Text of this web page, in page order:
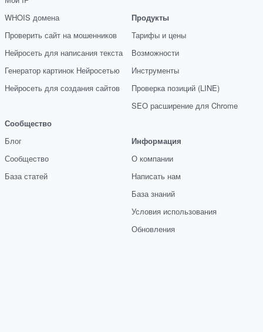
WHOIS домена
Проверить сайт на мошенников
Нейросеть для написания текста
Генератор картинок Нейросетью
Нейросеть для создания сайтов
Сообщество
Блог
Сообщество
База статей
Продукты
Тарифы и цены
Возможности
Инструменты
Проверка позиций (LINE)
SEO расширение для Chrome
Информация
О компании
Написать нам
База знаний
Условия использования
Обновления